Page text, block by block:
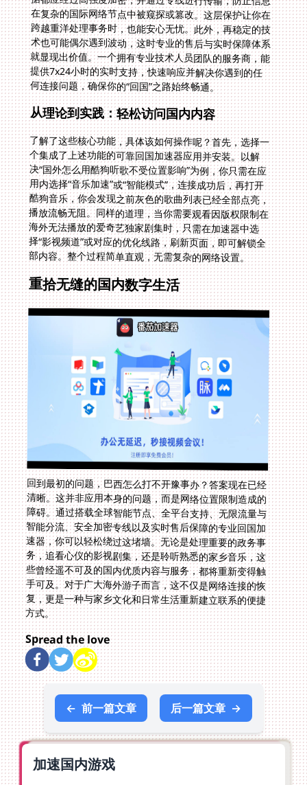
何连接问题，确保你的“回国”之路始终畅通。
从理论到实践：轻松访问国内内容
了解了这些核心功能，具体该如何操作呢？首先，选择一
个集成了上述功能的可靠回国加速器应用并安装。以解
决“国外怎么用酷狗听歌不受位置影响”为例，你只需在应
用内选择“音乐加速”或“智能模式”，连接成功后，再打开
酷狗音乐，你会发现之前灰色的歌曲列表已经全部点亮，
播放流畅无阻。同样的道理，当你需要观看因版权限制在
海外无法播放的爱奇艺独家剧集时，只需在加速器中选
择“影视频道”或对应的优化线路，刷新页面，即可解锁全
部内容。整个过程简单直观，无需复杂的网络设置。
重拾无缝的国内数字生活
回到最初的问题，巴西怎么打不开豫事办？答案现在已经
清晰。这并非应用本身的问题，而是网络位置限制造成的
障碍。通过搭载全球智能节点、全平台支持、无限流量与
智能分流、安全加密专线以及实时售后保障的专业回国加
速器，你可以轻松绕过这堵墙。无论是处理重要的政务事
务，追看心仪的影视剧集，还是聆听熟悉的家乡音乐，这
些曾经遥不可及的国内优质内容与服务，都将重新变得触
手可及。对于广大海外游子而言，这不仅是网络连接的恢
复，更是一种与家乡文化和日常生活重新建立联系的便捷
方式。
Spread the love
← 前一篇文章 后一篇文章 →
加速国内游戏